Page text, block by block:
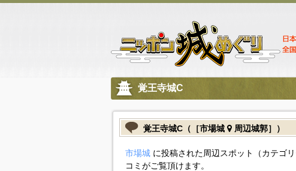
覚王寺城C
覚王寺城C（［市場城 周辺城郭］）
市場城に投稿された周辺スポット（カテゴ
コミがご覧頂けます。